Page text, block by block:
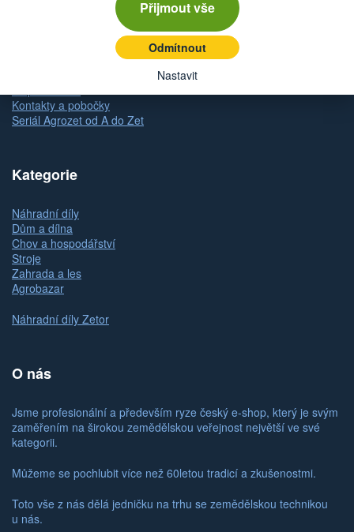
Přijmout vše
Odmítnout
Nastavit
Odstoupení od kupní smlouvy
Kontakty a pobočky
Seriál Agrozet od A do Zet
Kategorie
Náhradní díly
Dům a dílna
Chov a hospodářství
Stroje
Zahrada a les
Agrobazar
Náhradní díly Zetor
O nás
Jsme profesionální a především ryze český e-shop, který je svým
zaměřením na širokou zemědělskou veřejnost největší ve své
kategorii.
Můžeme se pochlubit více než 60letou tradicí a zkušenostmi.
Toto vše z nás dělá jedničku na trhu se zemědělskou technikou
u nás.